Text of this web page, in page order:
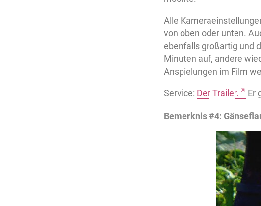
Alle
von oben oder unten.
ebenfalls großartig und
Minuten auf, andere
Anspielungen im Film
Service: Der Trailer. Er
Bemerknis #4: